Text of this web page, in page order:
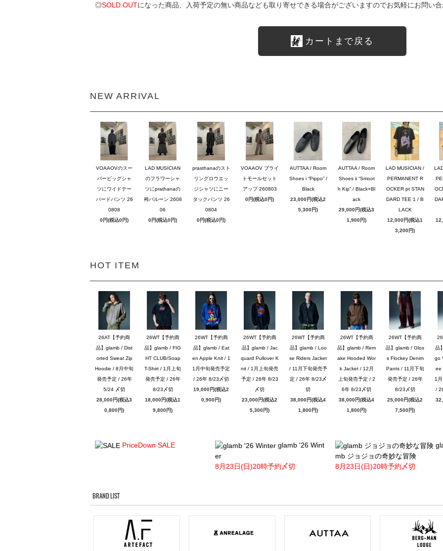
◎SOLD OUTになった商品、入荷予定の無い商品なども取り寄せできる場合がございますのでお気軽にお問い合
カートまで戻る
NEW ARRIVAL
VOAAOVのスー
パービッグシャ
ツにワイドテー
パードパンツ 26
0808
0円(税込0円)
LAD MUSICIAN
のフラワーシャ
ツにprathanaの
袴バルーン 2608
06
0円(税込0円)
prasthanaのスト
リングロウエッ
ジシャツにニー
タックパンツ 26
0804
0円(税込0円)
VOAAOV ブライ
トモールセット
アップ 260803
0円(税込0円)
AUTTAA / Room
Shoes i “Pippo” /
Black
23,000円(税込2
5,300円)
AUTTAA / Room
Shoes ii “Smoot
h Kip” / Black×Bl
ack
29,000円(税込3
1,900円)
LAD MUSICIAN /
PERMANENT R
OCKER pt STAN
DARD TEE 1 / B
LACK
12,000円(税込1
3,200円)
HOT ITEM
26AT【予約商
品】glamb / Dist
orted Sweat Zip
Hoodie / 8月中旬
発売予定 / 26年
5/24 〆切
28,000円(税込3
0,800円)
26WT【予約商
品】glamb / FIG
HT CLUB/Soap
T-Shirt / 1月上旬
発売予定 / 26年
8/23〆切
18,000円(税込1
9,800円)
26WT【予約商
品】glamb / Eat
en Apple Knit / 1
1月中旬発売予定
/ 26年 8/23〆切
19,000円(税込2
0,900円)
26WT【予約商
品】glamb / Jac
quard Pullover K
nit / 1月上旬発売
予定 / 26年 8/23
〆切
23,000円(税込2
5,300円)
26WT【予約商
品】glamb / Loo
se Riders Jacket
/ 11月下旬発売予
定 / 26年 8/23〆
切
38,000円(税込4
1,800円)
26WT【予約商
品】glamb / Rem
ake Hooded Wor
k Jacket / 12月
上旬発売予定 / 2
6年 8/23〆切
38,000円(税込4
1,800円)
26WT【予約商
品】glamb / Glos
s Flockey Denim
Pants / 11月下旬
発売予定 / 26年
8/23〆切
25,000円(税込2
7,500円)
品
go
ee
1
/
PriceDown SALE
glamb '26 Wint
er
8月23日(日)20時予約〆切
mb ジョジョの奇妙な冒険
8月23日(日)20時予約〆切
BRAND LIST